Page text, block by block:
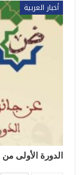
أخبار العربية
الدورة الأولى